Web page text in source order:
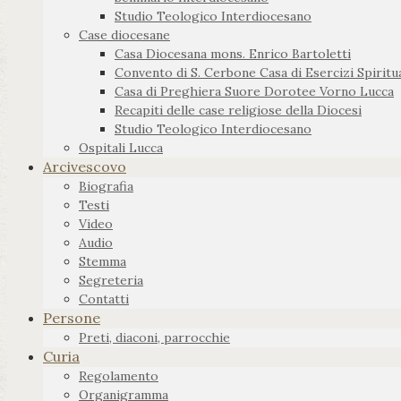
Studio Teologico Interdiocesano
Case diocesane
Casa Diocesana mons. Enrico Bartoletti
Convento di S. Cerbone Casa di Esercizi
Casa di Preghiera Suore Dorotee Vorno Lucca
Recapiti delle case religiose della Diocesi
Studio Teologico Interdiocesano
Ospitali Lucca
Arcivescovo
Biografia
Testi
Video
Audio
Stemma
Segreteria
Contatti
Persone
Preti, diaconi, parrocchie
Curia
Regolamento
Organigramma